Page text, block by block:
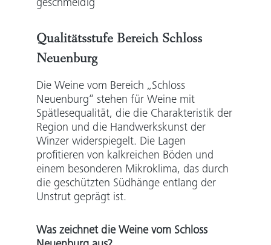
geschmeidig
Qualitätsstufe Bereich Schloss
Neuenburg
​Die Weine vom Bereich „Schloss
Neuenburg“ stehen für Weine mit
Spätlesequalität, die die Charakteristik der
Region und die Handwerkskunst der
Winzer widerspiegelt.​ Die Lagen
profitieren von kalkreichen Böden und
einem besonderen Mikroklima, das durch
die geschützten Südhänge entlang der
Unstrut geprägt ist.
Was zeichnet die Weine vom Schloss